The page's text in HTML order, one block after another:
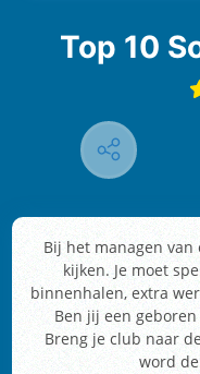
Top 10
Bij het managen
kijken. Je moet
binnenhalen, extra
Ben jij een
Breng je club naar
word